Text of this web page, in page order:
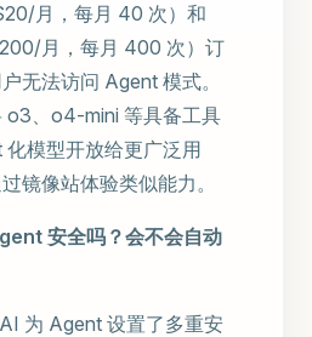
月，每月 40 次）和
月，每月 400 次）订
无法访问 Agent 模式。
o3、o4-mini 等具备工具
模型开放给更广泛用
镜像站体验类似能力。
安全吗？会不会自动
为 Agent 设置了多重安